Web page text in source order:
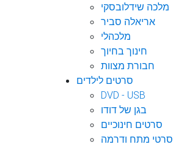
מלכה שידלובסקי
אריאלה סביר
מלכהלי
חינוך בחיוך
חבורת מצוות
סרטים לילדים
DVD - USB
בגן של דודו
סרטים חינוכיים
סרטי מתח ודרמה